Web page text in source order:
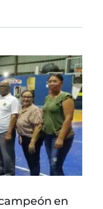
en